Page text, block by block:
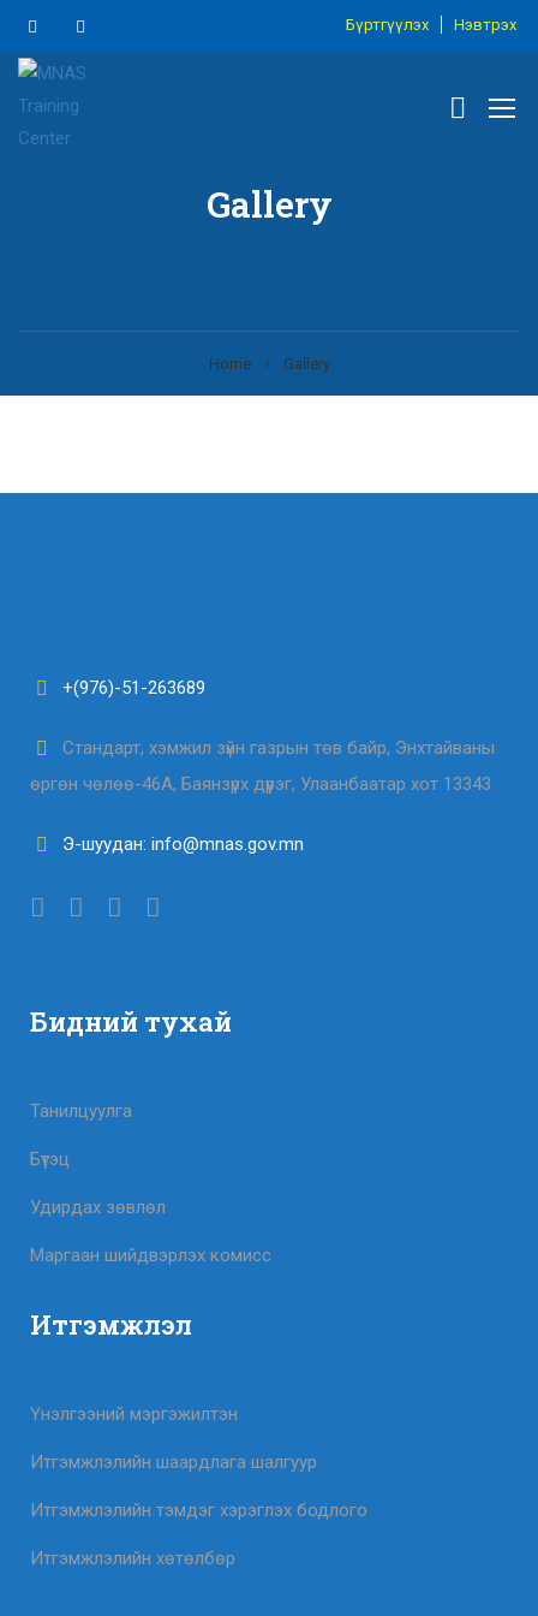
Бүртгүүлэх Нэвтрэх
Home Gallery
Gallery
+(976)-51-263689
Стандарт, хэмжил зүйн газрын төв байр, Энхтайваны
өргөн чөлөө-46А, Баянзүрх дүүрэг, Улаанбаатар хот 13343
Э-шуудан: info@mnas.gov.mn
Бидний тухай
Танилцуулга
Бүтэц
Удирдах зөвлөл
Маргаан шийдвэрлэх комисс
Итгэмжлэл
Үнэлгээний мэргэжилтэн
Итгэмжлэлийн шаардлага шалгуур
Итгэмжлэлийн тэмдэг хэрэглэх бодлого
Итгэмжлэлийн хөтөлбөр